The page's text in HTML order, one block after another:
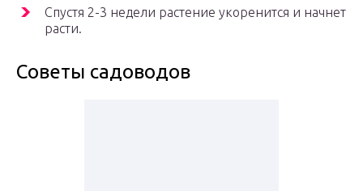
Спустя 2-3 недели растение укоренится и начнет
расти.
Советы садоводов